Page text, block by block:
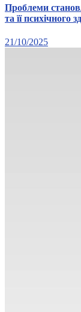
Проблеми
та її психічного
21/10/2025